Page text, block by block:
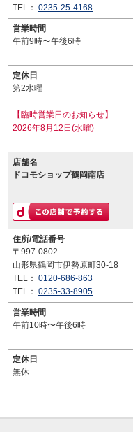
TEL： 0235-25-4168
営業時間
午前9時〜午後6時
定休日
第2水曜
【臨時営業日のお知らせ】
2026年8月12日(水曜)
店舗名
ドコモショップ鶴岡南店
住所/電話番号
〒997-0802
山形県鶴岡市伊勢原町30-18
TEL： 0120-686-863
TEL： 0235-33-8905
営業時間
午前10時〜午後6時
定休日
無休